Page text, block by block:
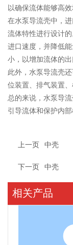
以确保流体能够高
在水泵导流壳中，
流体特性进行设计
进口速度，并降低
小，以增加流体的
此外，水泵导流壳
位装置、排气装置
总的来说，水泵导
引导流体和保护内
上一页 中壳
下一页 中壳
相关产品